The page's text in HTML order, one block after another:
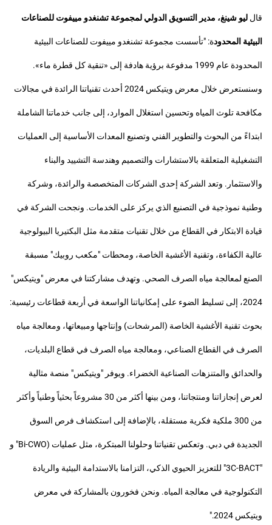
قال ليو شينغ، مدير التسويق الدولي لمجموعة تشنغدو مييفوت للصناعات
البيئية المحدودة: "تأسست مجموعة تشنغدو مييفوت للصناعات البيئية
المحدودة عام 1999 مدفوعة برؤية هادفة إلى «تنقية كل قطرة ماء».
وسنستعرض خلال معرض ويتيكس 2024 أحدث تقنياتنا الرائدة في مجالات
مكافحة تلوث المياه وتحسين استغلال الموارد، إلى جانب خدماتنا الشاملة
ابتداءً من البحوث والتطوير الفني وتصنيع المعدات الأساسية إلى العمليات
التشغيلية المتعلقة بالاستشارات والتصميم وهندسة التشييد والبناء
والاستثمار. وتعد الشركة إحدى الشركات المتخصصة والرائدة، وشركة
وطنية نموذجية في التصنيع الذي يركز على الخدمات. ونجحت الشركة في
قيادة الابتكار في القطاع من خلال تقنيات متقدمة مثل البكتيريا البيولوجية
عالية الكفاءة، وتقنية الأغشية الخاصة، ومحطات "مكعب روبيك" مسبقة
الصنع لمعالجة مياه الصرف الصحي. وتهدف مشاركتنا في معرض "ويتيكس"
2024، إلى تسليط الضوء على إمكانياتنا الواسعة في أربعة قطاعات رئيسية:
بحوث تقنية الأغشية الخاصة (المرشحات) وإنتاجها ومبيعاتها، ومعالجة مياه
الصرف في القطاع الصناعي، ومعالجة مياه الصرف في قطاع البلديات،
والحدائق والمتنزهات الصناعية الخضراء. ويوفر "ويتيكس" منصة مثالية
لعرض إنجازاتنا ومنتجاتنا، ومن بينها أكثر من 30 مشروعاً بحثياً وطنياً وأكثر
من 300 ملكية فكرية مستقلة، بالإضافة إلى استكشاف فرص السوق
الجديدة في دبي. وتعكس تقنياتنا وحلولنا المبتكرة، مثل عمليات (Bi-CWO" و
"3C-BACT" للتعزيز الحيوي الذكي، التزامنا بالاستدامة البيئية والريادة
التكنولوجية في معالجة المياه. ونحن فخورون بالمشاركة في معرض
ويتيكس 2024."